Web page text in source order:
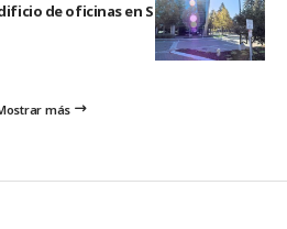
de oficinas en Sunnyvale
más